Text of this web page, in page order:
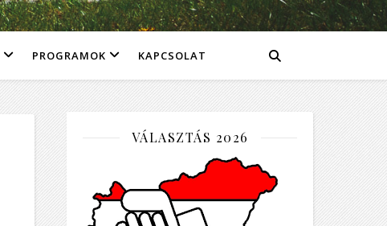
PROGRAMOK KAPCSOLAT
VÁLASZTÁS 2026